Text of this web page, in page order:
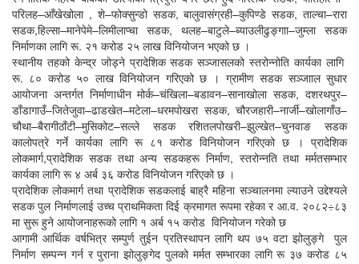
परिलह–आँखेखोला , शे–फोक्सुन्डो सडक, बालुवासंग्रही–कुपिण्डे सडक, ताल्चा–रारा
सडक,हिल्सा–मानेपेमे–लिमीलाप्चा सडक, थलह–बाटुले–ब्याउलीढुङ्गाा–जुम्ला सडक
निर्माणका लागि रू. २१ करोड २५ लाख विनियोजन भएको छ ।
स्थानीय तहको केन्द्र जोड्ने प्रादेशिक सडक सञ्जासलको स्तरोन्नोति कार्यका लागि
रू. ८० करोड ५० लाख विनियोजन गरिएको छ । ग्रामीण सडक सञ्जााल सुधार
आयोजना अन्तर्गत निर्माणाधीन मोर्क–चंखिला–बडावन–सानाखोला सडक, दशरथपुर–
डाँडागाउँ–जितेजुवा–ढाडखेत–मटेला–धरमपोखरा सडक, चौरजहारी–नार्जी–खोलागाँउ–
चौथा–बैरागीठाँटी–मुसिकोट–सल्ले सडक रशितलपोखरी–झुल्खेत–चुनवाङ सडक
कालोपत्रे गर्ने कार्यका लागि रू ८१ करोड विनियोजन गरिएको छ । प्रादेशिक
लोकमार्ग,प्रादेशिक सडक तथा अन्य सडकहरू निर्माण, स्तरोन्नति तथा मर्मतसम्भार
कार्यका लागि रू ४ अर्ब ३६ करोड विनियोजन गरिएको छ ।
प्रादेशिक लोकमार्ग तथा प्रादेशिक सडकलाई बाह्रै महिना सञ्चालनमा ल्याउने उद्देश्यले
सडक पुल निर्माणलाई उच्च प्राथमिकता दिई क्रमागत रूपमा रहेका र आ.व. २०८२÷८३
मा सुरू हुने आयोजनाहरूको लागि १ अर्ब १५ करोड विनियोजन गरेको छ
आगामी आर्थिक वर्षभित्र सम्पुर्ण तुईन प्रतिस्थापन लागि थप ७५ वटा झोलुङ्गे पुल
निर्माण सम्पन्न गर्न र पुराना झोलुङ्गेद पुलको मर्मत सम्भारका लागि रू ३७ करोड ८५